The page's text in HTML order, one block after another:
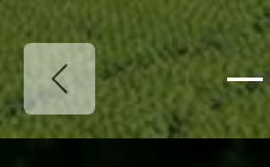
Précédent